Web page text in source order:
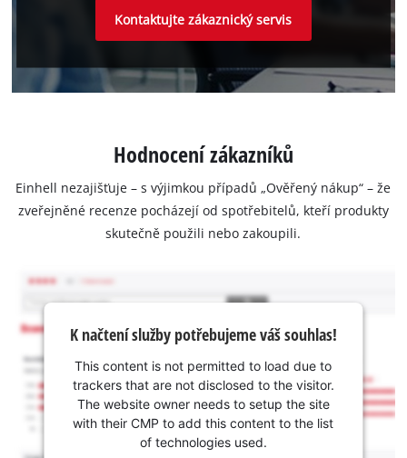
Kontaktujte zákaznický servis
Hodnocení zákazníků
Einhell nezajišťuje – s výjimkou případů „Ověřený nákup“ – že
zveřejněné recenze pocházejí od spotřebitelů, kteří produkty
skutečně použili nebo zakoupili.
K načtení služby potřebujeme váš souhlas!
This content is not permitted to load due to
trackers that are not disclosed to the visitor.
The website owner needs to setup the site
with their CMP to add this content to the list
of technologies used.